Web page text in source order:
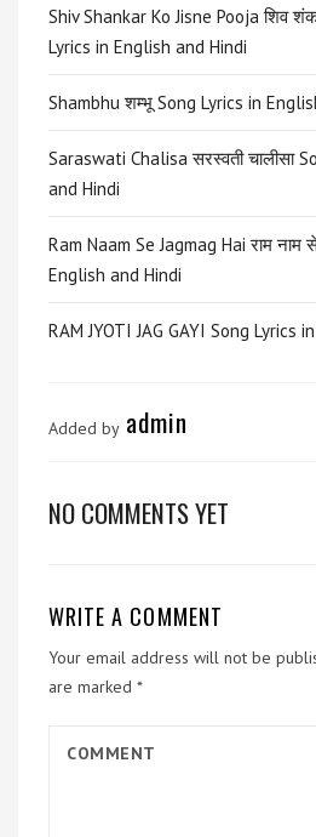
Shiv Shankar Ko Jisne Pooja शिव
Lyrics in English and Hindi
Shambhu शम्भू Song Lyrics in
Saraswati Chalisa सरस्वती चालीसा
and Hindi
Ram Naam Se Jagmag Hai राम
English and Hindi
RAM JYOTI JAG GAYI Song Lyrics
Added by admin
NO COMMENTS YET
WRITE A COMMENT
Your email address will not be
are marked *